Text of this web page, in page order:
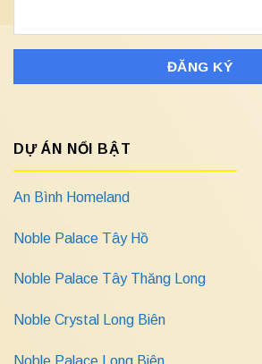
DỰ ÁN NỔI BẬT
An Bình Homeland
Noble Palace Tây Hồ
Noble Palace Tây Thăng Long
Noble Crystal Long Biên
Noble Palace Long Biên